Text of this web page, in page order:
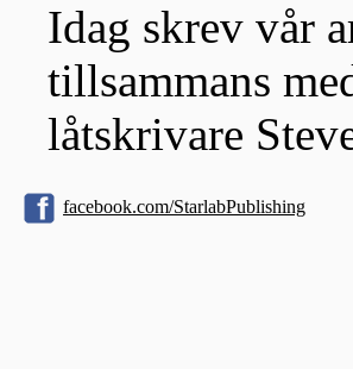
Idag skrev vår
tillsammans
låtskrivare
facebook.com/StarlabPublishing